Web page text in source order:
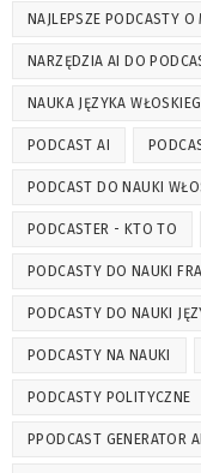
NAJLEPSZE PODCASTY O
NARZĘDZIA AI DO
NAUKA JĘZYKA
PODCAST AI
PODCAST DO NAUKI
PODCASTER - KTO TO
PODCASTY DO NAUKI
PODCASTY DO NAUKI
PODCASTY NA NAUKI
PODCASTY POLITYCZNE
PPODCAST GENERATOR AI